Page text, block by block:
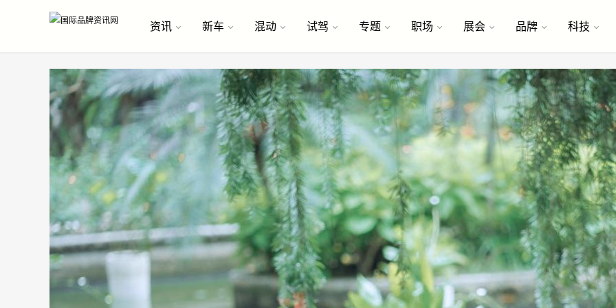
资讯 新车 混动 试驾 专题 职场 展会 品牌 科技